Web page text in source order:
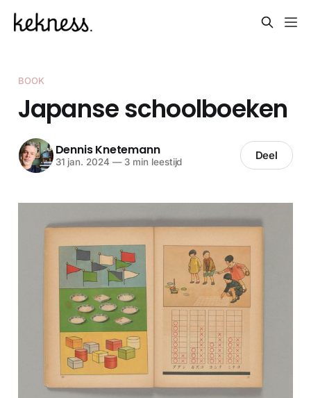
BOOK
Japanse schoolboeken
Dennis Knetemann
31 jan. 2024 —3 min leestijd Deel